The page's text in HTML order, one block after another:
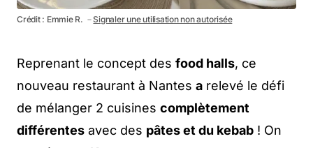
Crédit : Emmie R. －Signaler une utilisation non autorisée
Reprenant le concept des food halls, ce
nouveau restaurant à Nantes a relevé le défi
de mélanger 2 cuisines complètement
différentes avec des pâtes et du kebab ! On